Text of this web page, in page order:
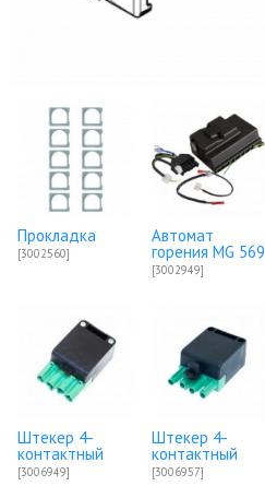
Прокладка
[3002560]
Автомат
горения MG 569
[3002949]
Штекер 4-
контактный
[3006949]
Штекер 4-
контактный
[3006957]